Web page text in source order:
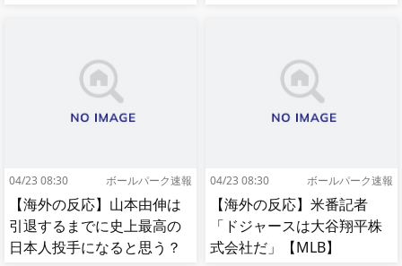
04/23 08:30 ボールパーク速報
【海外の反応】山本由伸は
引退するまでに史上最高の
日本人投手になると思う？
04/23 08:30 ボールパーク速報
【海外の反応】米番記者
「ドジャースは大谷翔平株
式会社だ」【MLB】